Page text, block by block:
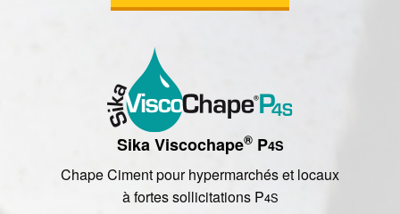
Sika Viscochape®P4S
Chape Ciment pour hypermarchés et locaux
à fortes sollicitations P4S